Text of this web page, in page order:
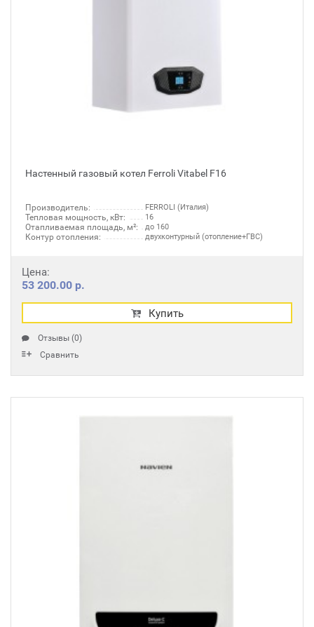
Настенный газовый котел Ferroli Vitabel F16
Производитель: FERROLI (Италия)
Тепловая мощность, кВт: 16
Отапливаемая площадь, м²: до 160
Контур отопления: двухконтурный (отопление+ГВС)
Цена:
53 200.00 р.
Купить
Отзывы (0)
Сравнить